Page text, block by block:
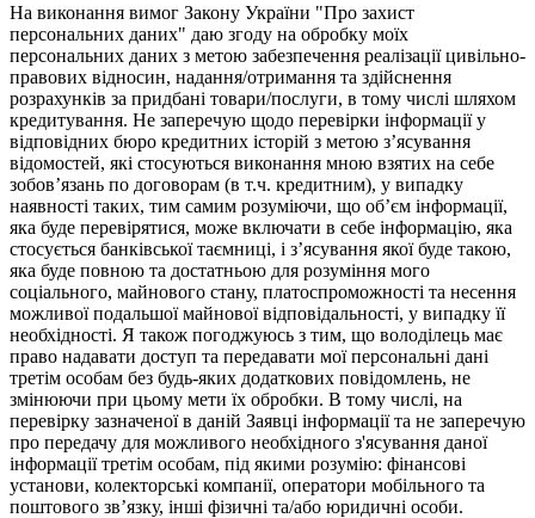
На виконання вимог Закону України "Про захист
персональних даних" даю згоду на обробку моїх
персональних даних з метою забезпечення реалізації цивільно-
правових відносин, надання/отримання та здійснення
розрахунків за придбані товари/послуги, в тому числі шляхом
кредитування. Не заперечую щодо перевірки інформації у
відповідних бюро кредитних історій з метою з’ясування
відомостей, які стосуються виконання мною взятих на себе
зобов’язань по договорам (в т.ч. кредитним), у випадку
наявності таких, тим самим розуміючи, що об’єм інформації,
яка буде перевірятися, може включати в себе інформацію, яка
стосується банківської таємниці, і з’ясування якої буде такою,
яка буде повною та достатньою для розуміння мого
соціального, майнового стану, платоспроможності та несення
можливої подальшої майнової відповідальності, у випадку її
необхідності. Я також погоджуюсь з тим, що володілець має
право надавати доступ та передавати мої персональні дані
третім особам без будь-яких додаткових повідомлень, не
змінюючи при цьому мети їх обробки. В тому числі, на
перевірку зазначеної в даній Заявці інформації та не заперечую
про передачу для можливого необхідного з'ясування даної
інформації третім особам, під якими розумію: фінансові
установи, колекторські компанії, оператори мобільного та
поштового зв’язку, інші фізичні та/або юридичні особи.